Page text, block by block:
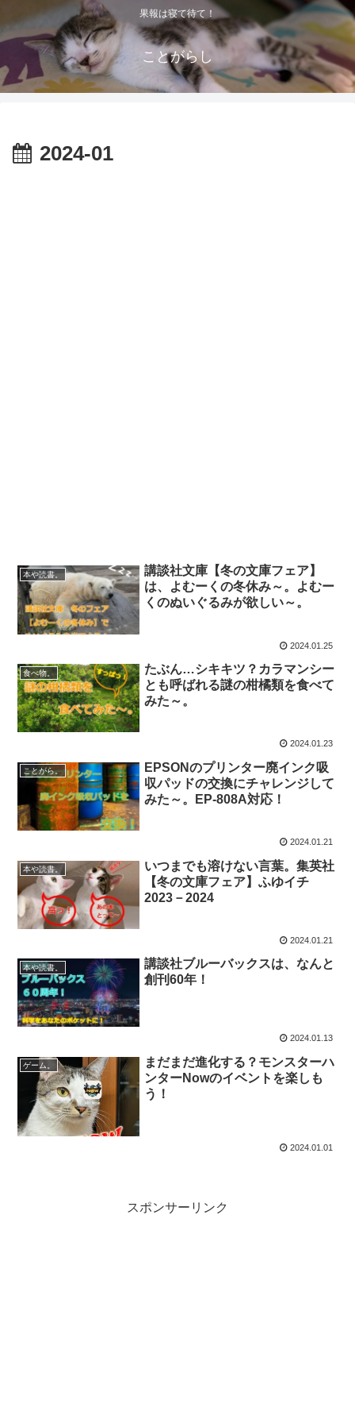
果報は寝て待て！
ことがらし
2024-01
本や読書。
講談社文庫【冬の文庫フェア】
は、よむーくの冬休み～。よむー
くのぬいぐるみが欲しい～。
2024.01.25
食べ物。
たぶん…シキキツ？カラマンシー
とも呼ばれる謎の柑橘類を食べて
みた～。
2024.01.23
ことがら。
EPSONのプリンター廃インク吸
収パッドの交換にチャレンジして
みた～。EP-808A対応！
2024.01.21
本や読書。
いつまでも溶けない言葉。集英社
【冬の文庫フェア】ふゆイチ
2023－2024
2024.01.21
本や読書。
講談社ブルーバックスは、なんと
創刊60年！
2024.01.13
ゲーム。
まだまだ進化する？モンスターハ
ンターNowのイベントを楽しも
う！
2024.01.01
スポンサーリンク